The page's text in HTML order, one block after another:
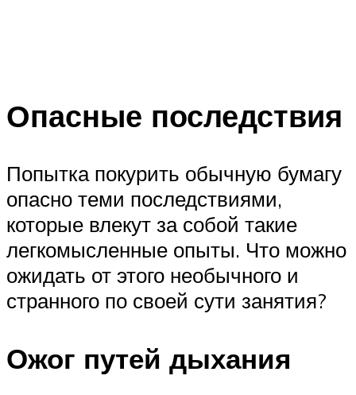
Опасные последствия
Попытка покурить обычную бумагу
опасно теми последствиями,
которые влекут за собой такие
легкомысленные опыты. Что можно
ожидать от этого необычного и
странного по своей сути занятия?
Ожог путей дыхания